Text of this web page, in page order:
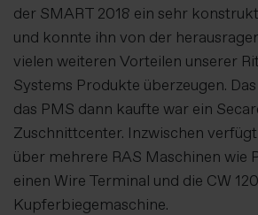
der SMART 2018 ein sehr
und konnte ihn von der
vielen weiteren Vorteilen unserer
Systems Produkte überzeugen.
das PMS dann kaufte war ein
Zuschnittcenter. Inzwischen
über mehrere RAS Maschinen wie
einen Wire Terminal und die CW 120
Kupferbiegemaschine.